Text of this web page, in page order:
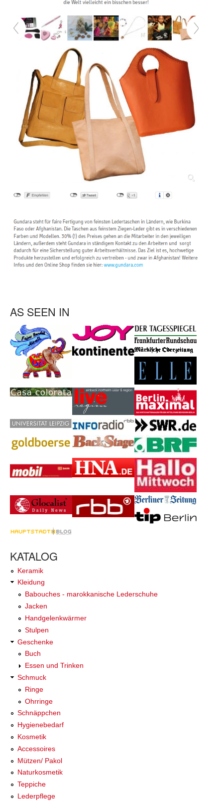
AS SEEN IN
KATALOG
Keramik
Kleidung
Babouches - marokkanische Lederschuhe
Jacken
Handgelenkwärmer
Stulpen
Geschenke
Buch
Essen und Trinken
Schmuck
Ringe
Ohrringe
Schnäppchen
Hygienebedarf
Kosmetik
Accessoires
Mützen/ Pakol
Naturkosmetik
Teppiche
Lederpflege